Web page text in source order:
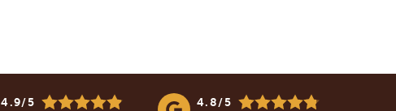
4.9/5 4.8/5